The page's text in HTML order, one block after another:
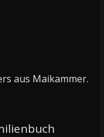
aus Maikammer.